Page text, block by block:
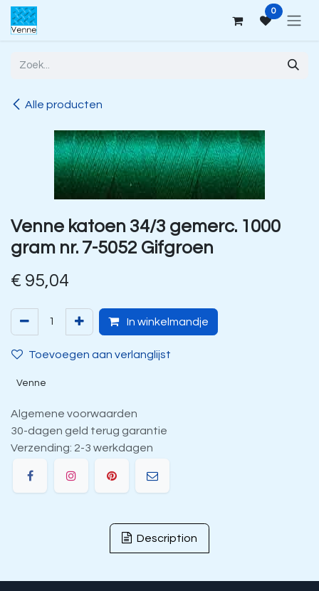
Overslaan naar inhoud 0
Alle producten
Venne katoen 34/3 gemerc. 1000
gram nr. 7-5052 Gifgroen
€ 95,04
In winkelmandje
Toevoegen aan verlanglijst
Venne
Algemene voorwaarden
30-dagen geld terug garantie
Verzending: 2-3 werkdagen
Description